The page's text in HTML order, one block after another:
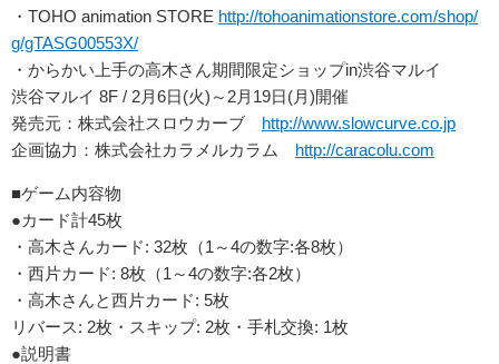
・TOHO animation STORE http://tohoanimationstore.com/shop/
g/gTASG00553X/
・からかい上手の高木さん期間限定ショップin渋谷マルイ
渋谷マルイ 8F / 2月6日(火)～2月19日(月)開催
発売元：株式会社スロウカーブ http://www.slowcurve.co.jp
企画協力：株式会社カラメルカラム http://caracolu.com
■ゲーム内容物
●カード計45枚
・高木さんカード: 32枚（1～4の数字:各8枚）
・西片カード: 8枚（1～4の数字:各2枚）
・高木さんと西片カード: 5枚
リバース: 2枚・スキップ: 2枚・手札交換: 1枚
●説明書